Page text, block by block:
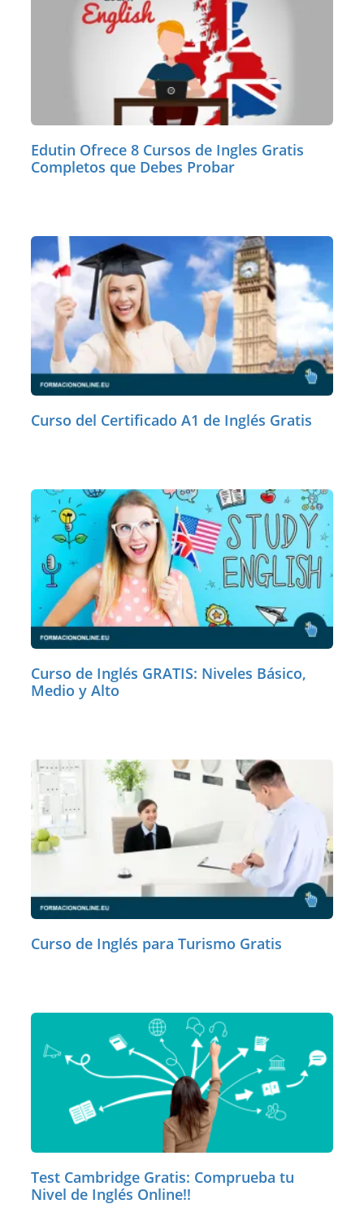
Edutin Ofrece 8 Cursos de Ingles Gratis
Completos que Debes Probar
Curso del Certificado A1 de Inglés Gratis
Curso de Inglés GRATIS: Niveles Básico,
Medio y Alto
Curso de Inglés para Turismo Gratis
Test Cambridge Gratis: Comprueba tu
Nivel de Inglés Online!!